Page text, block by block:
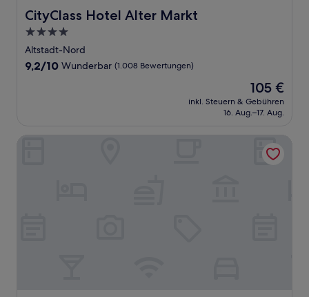
CityClass Hotel Alter Markt
CityClass Hotel Alter Markt
4.0-
Sterne-
Unterkunft
Altstadt-Nord
9.2
9,2/10 Wunderbar (1.008 Bewertungen)
Der
Preis
beträgt
105 €
inkl. Steuern & Gebühren
16. Aug.–17. Aug.